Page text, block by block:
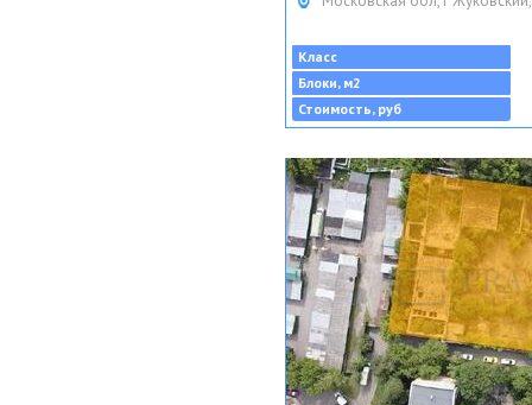
Класс
Блоки, м2
Стоимость, руб